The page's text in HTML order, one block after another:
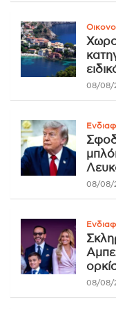
08/08/
08/08/
08/08/